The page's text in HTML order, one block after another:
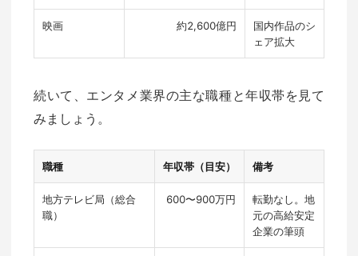
映画 約2,600億円
国内作品のシ
ェア拡大
続いて、エンタメ業界の主な職種と年収帯を見て
みましょう。
職種 年収帯（目安） 備考
地方テレビ局（総合
職）
600〜900万円
転勤なし。地
元の高給安定
企業の筆頭